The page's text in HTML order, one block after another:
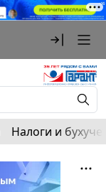
Налоги и